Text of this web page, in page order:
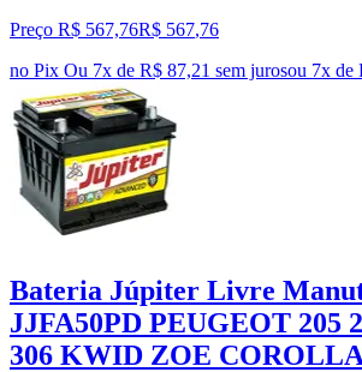
Preço R$ 567,76R$ 567,76
no Pix Ou 7x de R$ 87,21 sem jurosou 7x de
Bateria Júpiter Livre
JJFA50PD PEUGEOT 205
306 KWID ZOE